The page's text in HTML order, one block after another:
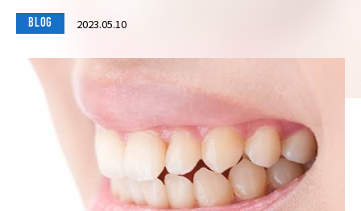
BLOG 2023.05.10